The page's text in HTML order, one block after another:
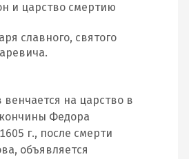
и царство смертию
славного, святого
венчается на царство в
Федора
г., после смерти
объявляется